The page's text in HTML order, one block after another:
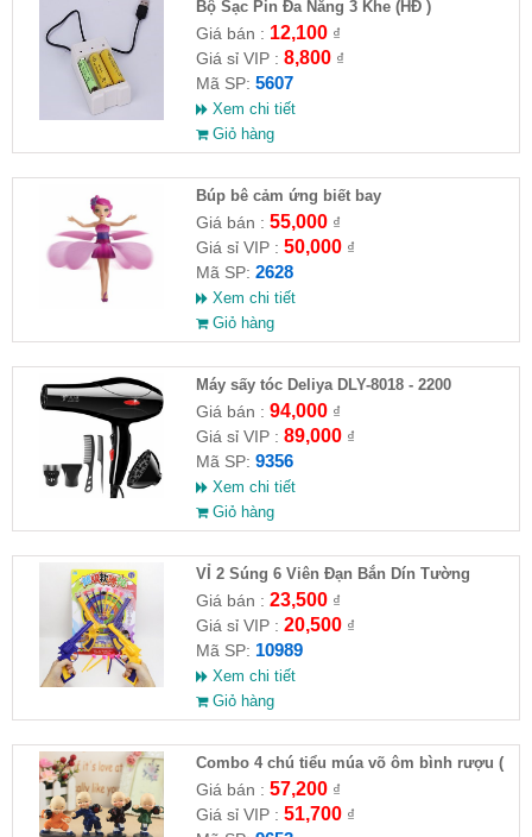
Bộ Sạc Pin Đa Năng 3 Khe (HĐ )
Giá bán : 12,100₫
Giá sỉ VIP : 8,800₫
Mã SP: 5607
Xem chi tiết
Giỏ hàng
​Búp bê cảm ứng biết bay
Giá bán : 55,000₫
Giá sỉ VIP : 50,000₫
Mã SP: 2628
Xem chi tiết
Giỏ hàng
Máy sấy tóc Deliya DLY-8018 - 2200
Giá bán : 94,000₫
Giá sỉ VIP : 89,000₫
Mã SP: 9356
Xem chi tiết
Giỏ hàng
VỈ 2 Súng 6 Viên Đạn Bắn Dín Tường
Giá bán : 23,500₫
Giá sỉ VIP : 20,500₫
Mã SP: 10989
Xem chi tiết
Giỏ hàng
Combo 4 chú tiểu múa võ ôm bình rượu (
HĐ )
Giá bán : 57,200₫
Giá sỉ VIP : 51,700₫